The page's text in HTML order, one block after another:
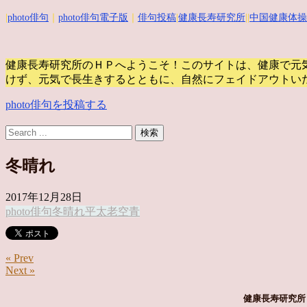
photo俳句 photo俳句電子版 俳句投稿 健康長寿研究所 中国健康体操
健康長寿研究所のＨＰへようこそ！このサイトは、健康で
けず、元気で長生きするとともに、自然にフェイドアウトい
photo俳句を投稿する
冬晴れ
2017年12月28日
photo俳句冬晴れ平太老空青
« Prev
Next »
健康長寿研究